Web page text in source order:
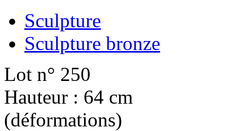
Sculpture
Sculpture bronze
Lot n° 250
Hauteur : 64 cm
(déformations)